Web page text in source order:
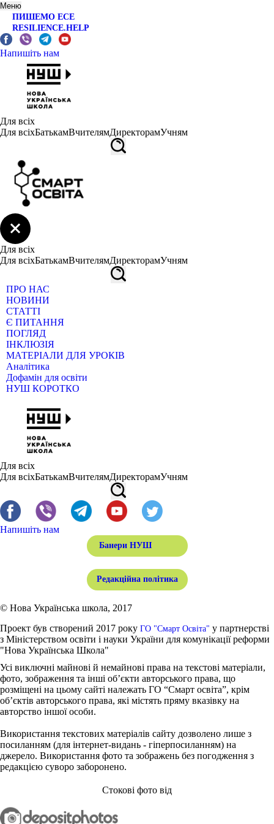
Меню
ПИШЕМО ЕСЕ
RESILIENCE.HELP
Напишіть нам
Для всіх
Для всіхБатькамВчителямДиректорамУчням
Для всіх
Для всіхБатькамВчителямДиректорамУчням
ПРО НАС
НОВИНИ
СТАТТІ
Є ПИТАННЯ
ПОГЛЯД
ІНКЛЮЗІЯ
МАТЕРІАЛИ ДЛЯ УРОКІВ
Аналітика
Дофамін для освіти
НУШ КОРОТКО
Для всіх
Для всіхБатькамВчителямДиректорамУчням
Напишіть нам
Банери НУШ
Редакційна політика
© Нова Українська школа, 2017
Проект був створений 2017 року ГО "Смарт Освіта" у партнерстві
з Міністерством освіти і науки України для комунікації реформи
"Нова Українська Школа"
Усі виключні майнові й немайнові права на текстові матеріали,
фото, зображення та інші об’єкти авторського права, що
розміщені на цьому сайті належать ГО “Смарт освіта”, крім
об’єктів авторського права, які містять пряму вказівку на
авторство іншої особи.
Використання текстових матеріалів сайту дозволено лише з
посиланням (для інтернет-видань - гіперпосиланням) на
джерело. Використання фото та зображень без погодження з
редакцією суворо заборонено.
Стокові фото від